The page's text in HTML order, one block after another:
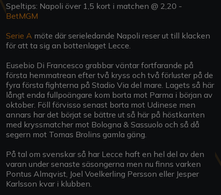
Speltips: Napoli över 1,5 kort i matchen @ 2,20 -
BetMGM
Serie A möte där serieledande Napoli reser ut till klacken
för att ta sig an bottenlaget Lecce.
Eusebio Di Francesco grabbar väntar fortfarande på
första hemmatrean efter två kryss och två förluster på de
fyra första fighterna på Stadio Via del mare. Lagets så här
långt enda fullpoängare kom borta mot Parma i början av
oktober. Föll förvisso senast borta mot Udinese men
annars har det börjat se bättre ut så här på höstkanten
med kryssmatcher mot Bologna & Sassuolo och så då
segern mot Tomas Brolins gamla gäng.
På tal om svenskar så har Lecce haft en hel del av den
varan under senaste säsongerna men nu finns varken
Pontus Almqvist, Joel Voelkerling Persson eller Jesper
Karlsson kvar i klubben.